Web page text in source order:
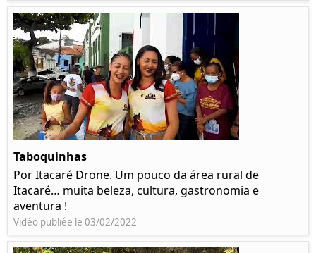
Taboquinhas
Por Itacaré Drone. Um pouco da área rural de
Itacaré… muita beleza, cultura, gastronomia e
aventura !
Vidéo publiée le 03/02/2022